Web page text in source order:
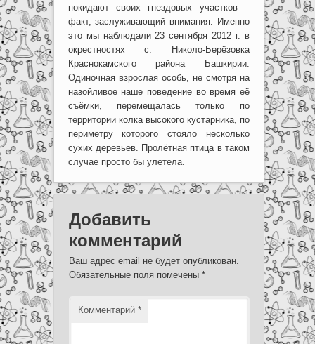
покидают своих гнездовых участков –
факт, заслуживающий внимания. Именно
это мы наблюдали 23 сентября 2012 г. в
окрестностях с. Николо-Берёзовка
Краснокамского района Башкирии.
Одиночная взрослая особь, не смотря на
назойливое наше поведение во время её
съёмки, перемещалась только по
территории колка высокого кустарника, по
периметру которого стояло несколько
сухих деревьев. Пролётная птица в таком
случае просто бы улетела.
Добавить
комментарий
Ваш адрес email не будет опубликован.
Обязательные поля помечены *
Комментарий *